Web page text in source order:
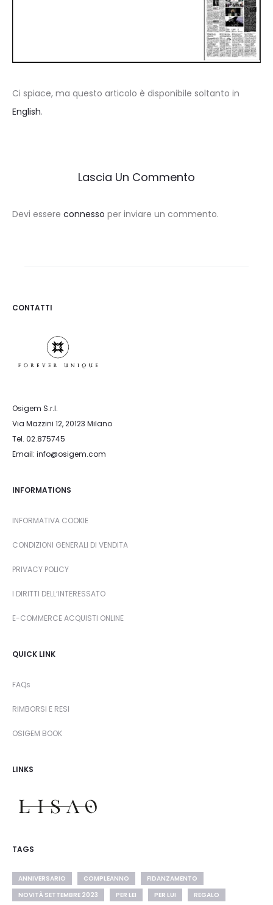
Ci spiace, ma questo articolo è disponibile soltanto in
English.
Lascia Un Commento
Devi essere connesso per inviare un commento.
CONTATTI
Osigem S.r.l.
Via Mazzini 12, 20123 Milano
Tel. 02.875745
Email: info@osigem.com
INFORMATIONS
INFORMATIVA COOKIE
CONDIZIONI GENERALI DI VENDITA
PRIVACY POLICY
I DIRITTI DELL’INTERESSATO
E-COMMERCE ACQUISTI ONLINE
QUICK LINK
FAQs
RIMBORSI E RESI
OSIGEM BOOK
LINKS
TAGS
ANNIVERSARIO COMPLEANNO
FIDANZAMENTO
NOVITÀ SETTEMBRE 2023
PER LEI PER LUI REGALO